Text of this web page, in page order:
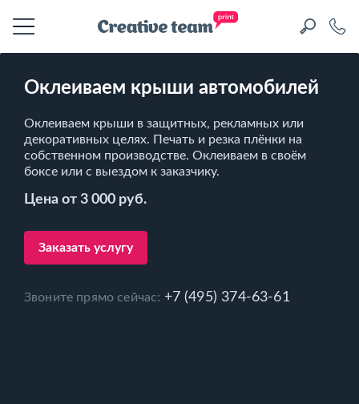
Оклеиваем крыши автомобилей
Оклеиваем крыши в защитных, рекламных или
декоративных целях. Печать и резка плёнки на
собственном производстве. Оклеиваем в своём
боксе или с выездом к заказчику.
Цена от 3 000 руб.
Заказать услугу
Звоните прямо сейчас: +7 (495) 374-63-61